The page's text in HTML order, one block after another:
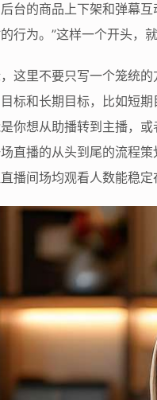
台的商品上下架和弹幕
行为。”这样一个开头，
这里不要只写一个笼统
标和长期目标，比如短
你想从助播转到主播，
直播的从头到尾的流程
播间场均观看人数能稳